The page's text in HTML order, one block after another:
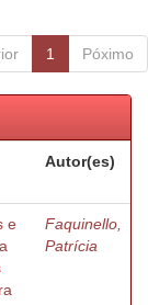
1 Póximo
Autor(es)
e
Faquinello,
Patrícia